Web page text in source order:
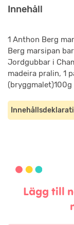
Innehåll
1 Anthon Berg
Berg marsipan
Jordgubbar i
madeira pralin, 1
(bryggmalet)100g
Lägg till